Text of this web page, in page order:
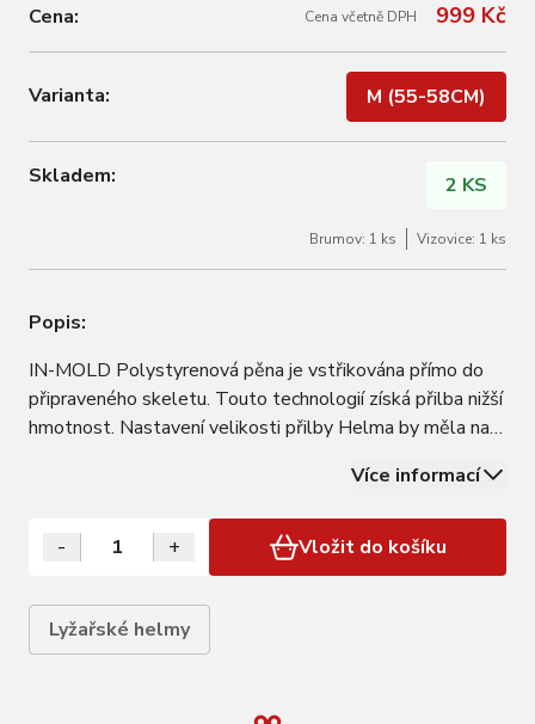
Cena: Cena včetně DPH 999 Kč
Varianta: M (55-58CM)
Skladem: 2 KS
Brumov: 1 ks Vizovice: 1 ks
Popis:
IN-MOLD Polystyrenová pěna je vstřikována přímo do
připraveného skeletu. Touto technologií získá přilba nižší
hmotnost. Nastavení velikosti přilby Helma by měla na
Některé helmy mají vnitřní prostor nastavitelný.
Doporučujeme helmu zkoušet spolu s…
Více informací
- + Vložit do košíku
Lyžařské helmy